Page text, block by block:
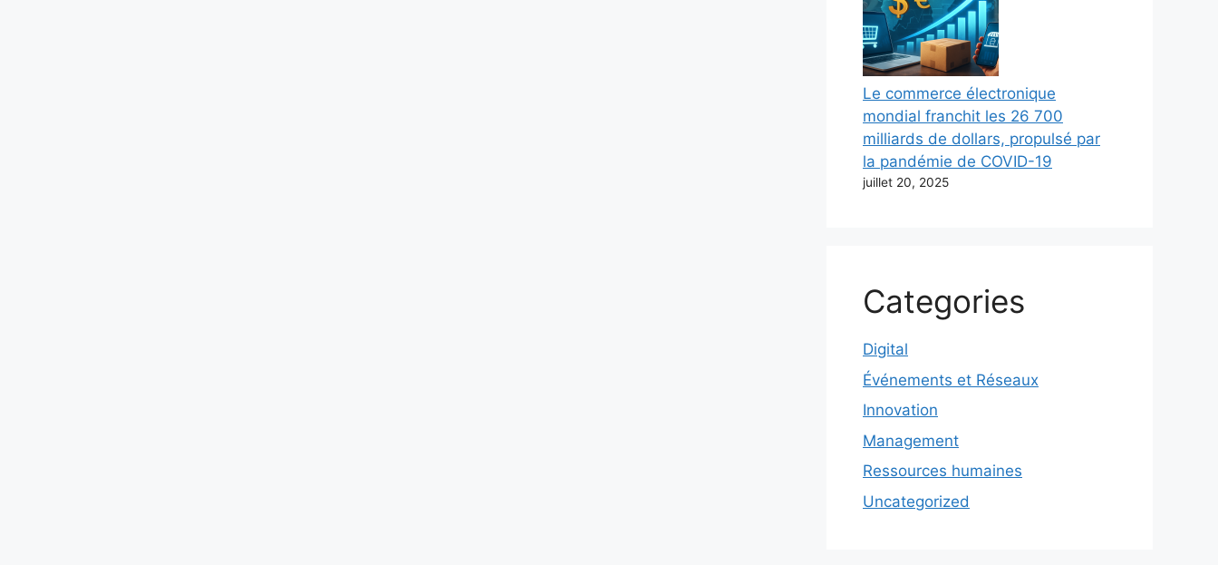
Le commerce électronique
mondial franchit les 26 700
milliards de dollars, propulsé par
la pandémie de COVID-19
juillet 20, 2025
Categories
Digital
Événements et Réseaux
Innovation
Management
Ressources humaines
Uncategorized